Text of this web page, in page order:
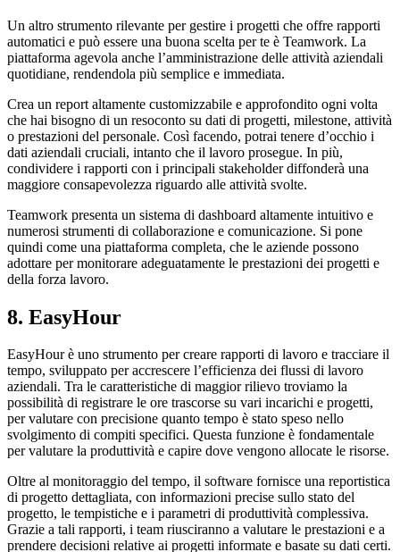
Un altro strumento rilevante per gestire i progetti che offre rapporti
automatici e può essere una buona scelta per te è Teamwork. La
piattaforma agevola anche l’amministrazione delle attività aziendali
quotidiane, rendendola più semplice e immediata.
Crea un report altamente customizzabile e approfondito ogni volta
che hai bisogno di un resoconto su dati di progetti, milestone, attività
o prestazioni del personale. Così facendo, potrai tenere d’occhio i
dati aziendali cruciali, intanto che il lavoro prosegue. In più,
condividere i rapporti con i principali stakeholder diffonderà una
maggiore consapevolezza riguardo alle attività svolte.
Teamwork presenta un sistema di dashboard altamente intuitivo e
numerosi strumenti di collaborazione e comunicazione. Si pone
quindi come una piattaforma completa, che le aziende possono
adottare per monitorare adeguatamente le prestazioni dei progetti e
della forza lavoro.
8. EasyHour
EasyHour è uno strumento per creare rapporti di lavoro e tracciare il
tempo, sviluppato per accrescere l’efficienza dei flussi di lavoro
aziendali. Tra le caratteristiche di maggior rilievo troviamo la
possibilità di registrare le ore trascorse su vari incarichi e progetti,
per valutare con precisione quanto tempo è stato speso nello
svolgimento di compiti specifici. Questa funzione è fondamentale
per valutare la produttività e capire dove vengono allocate le risorse.
Oltre al monitoraggio del tempo, il software fornisce una reportistica
di progetto dettagliata, con informazioni precise sullo stato del
progetto, le tempistiche e i parametri di produttività complessiva.
Grazie a tali rapporti, i team riusciranno a valutare le prestazioni e a
prendere decisioni relative ai progetti informate e basate su dati certi.